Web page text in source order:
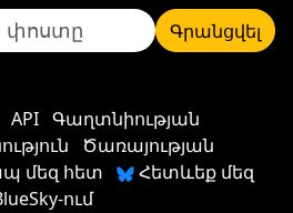
Գրանցվել
API Գաղտնիության
Ծառայության
մեզ հետ
Հետևեք մեզ
ում